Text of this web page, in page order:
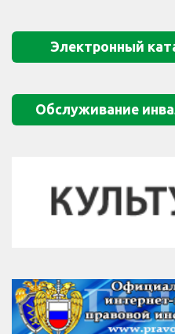
Электронный
Обслуживание